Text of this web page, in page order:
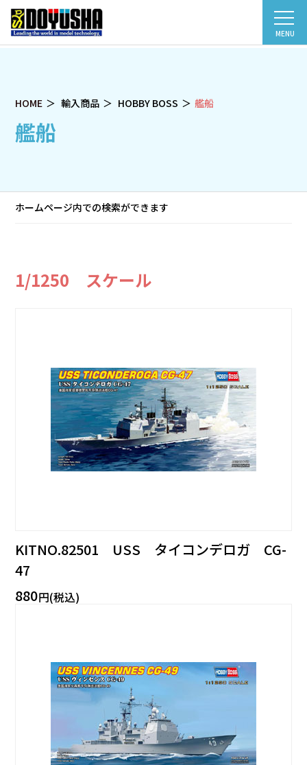
MENU
HOME 輸入商品 HOBBY BOSS 艦船
艦船
ホームページ内での検索ができます
1/1250 スケール
KITNO.82501 USS タイコンデロガ CG-
47
880円(税込)